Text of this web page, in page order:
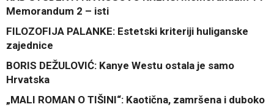
Memorandum 2 – isti
FILOZOFIJA PALANKE: Estetski kriteriji huliganske
zajednice
BORIS DEŽULOVIĆ: Kanye Westu ostala je samo
Hrvatska
„MALI ROMAN O TIŠINI“: Kaotična, zamršena i duboko